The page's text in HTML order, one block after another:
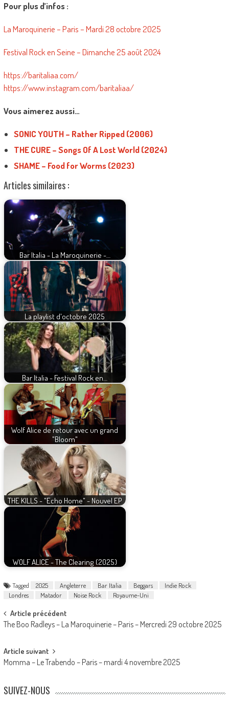
Pour plus d’infos :
La Maroquinerie – Paris – Mardi 28 octobre 2025
Festival Rock en Seine – Dimanche 25 août 2024
https://baritaliaa.com/
https://www.instagram.com/baritaliaa/
Vous aimerez aussi…
SONIC YOUTH – Rather Ripped (2006)
THE CURE – Songs Of A Lost World (2024)
SHAME – Food for Worms (2023)
Articles similaires :
Bar Italia - La Maroquinerie -…
La playlist d'octobre 2025
Bar Italia - Festival Rock en…
Wolf Alice de retour avec un grand
"Bloom"
THE KILLS - "Echo Home" - Nouvel EP
WOLF ALICE - The Clearing (2025)
Tagged 2025 Angleterre Bar Italia Beggars
Indie Rock
Londres
Matador Noise Rock Royaume-Uni
Post
navigation
Article précédent
The Boo Radleys – La Maroquinerie – Paris – Mercredi 29 octobre 2025
Article suivant
Momma – Le Trabendo – Paris – mardi 4 novembre 2025
SUIVEZ-NOUS